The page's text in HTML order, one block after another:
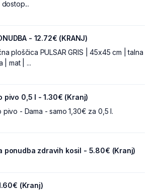
- 12.72€ (KRANJ)
ploščica PULSAR GRIS | 45x45 cm | talna
| mat | ...
pivo 0,5 l - 1.30€ (Kranj)
pivo - Dama - samo 1,30€ za 0,5 l.
ponudba zdravih kosil - 5.80€ (Kranj)
(Kranj)